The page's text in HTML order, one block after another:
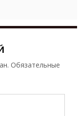
Обязательные